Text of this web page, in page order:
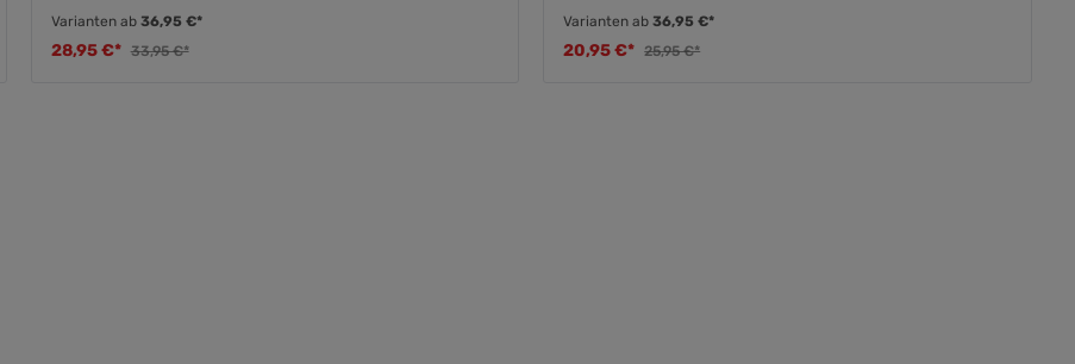
Varianten ab36,95 €*
28,95 €* 33,95 €*
Varianten ab 36,95 €*
20,95 €* 25,95 €*